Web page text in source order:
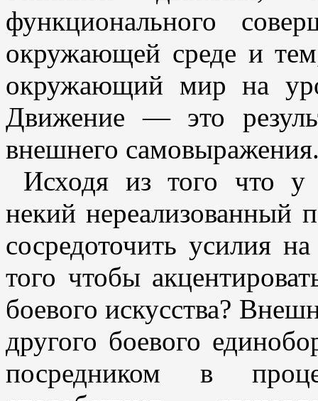
функционального
окружающей среде и
окружающий мир на
Движение — это
внешнего
Исходя из того что у
некий нереализованный
сосредоточить усилия
того чтобы
боевого искусства?
другого боевого
посредником в